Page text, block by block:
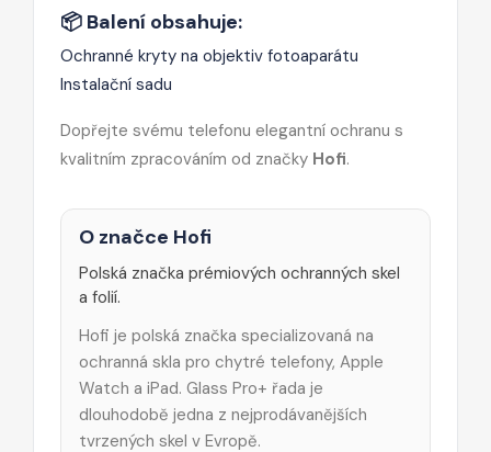
📦 Balení obsahuje:
Ochranné kryty na objektiv fotoaparátu
Instalační sadu
Dopřejte svému telefonu elegantní ochranu s
kvalitním zpracováním od značky Hofi.
O značce Hofi
Polská značka prémiových ochranných skel
a folií.
Hofi je polská značka specializovaná na
ochranná skla pro chytré telefony, Apple
Watch a iPad. Glass Pro+ řada je
dlouhodobě jedna z nejprodávanějších
tvrzených skel v Evropě.